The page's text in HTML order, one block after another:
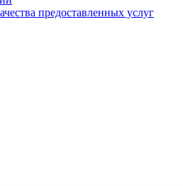
предоставленных услуг